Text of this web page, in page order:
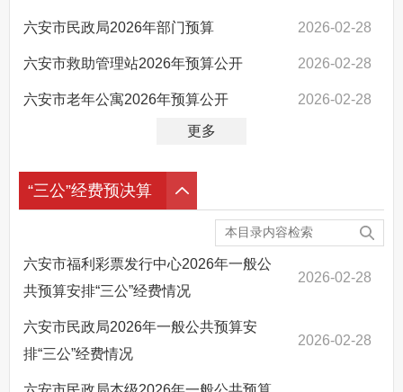
六安市民政局2026年部门预算 2026-02-28
六安市救助管理站2026年预算公开 2026-02-28
六安市老年公寓2026年预算公开 2026-02-28
更多
“三公”经费预决算
六安市福利彩票发行中心2026年一般公
共预算安排“三公”经费情况
2026-02-28
六安市民政局2026年一般公共预算安
排“三公”经费情况
2026-02-28